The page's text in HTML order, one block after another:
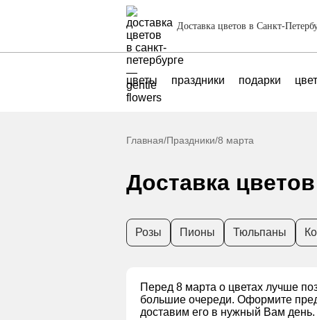
Доставка цветов в Санкт-
цветы праздники подарки
Главная/Праздники/8 марта
Доставка
Розы Пионы Тюльпаны
Перед 8 марта о цветах лучше
большие очереди. Оформите
доставим его в нужный Вам день.